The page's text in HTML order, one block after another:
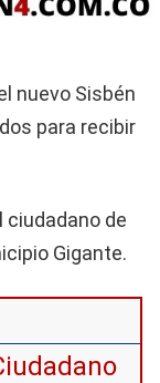
nuevo Sisbén
para recibir
ciudadano de
Gigante.